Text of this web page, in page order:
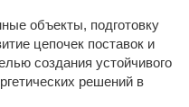
объекты, подготовку
цепочек поставок и
создания устойчивого
решений в